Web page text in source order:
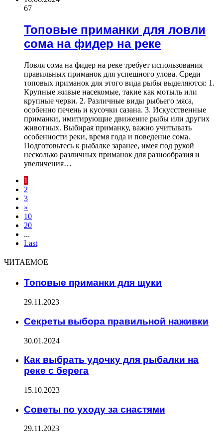
67
Топовые приманки для ловли
сома на фидер на реке
Ловля сома на фидер на реке требует использования
правильных приманок для успешного улова. Среди
топовых приманок для этого вида рыбы выделяются: 1.
Крупные живые насекомые, такие как мотыль или
крупные черви. 2. Различные виды рыбьего мяса,
особенно печень и кусочки сазана. 3. Искусственные
приманки, имитирующие движение рыбы или других
животных. Выбирая приманку, важно учитывать
особенности реки, время года и поведение сома.
Подготовьтесь к рыбалке заранее, имея под рукой
несколько различных приманок для разнообразия и
увеличения…
1
2
3
»
10
20
...
Last
ЧИТАЕМОЕ
Топовые приманки для щуки
29.11.2023
Секреты выбора правильной наживки
30.01.2024
Как выбрать удочку для рыбалки на
реке с берега
15.10.2023
Советы по уходу за снастями
29.11.2023